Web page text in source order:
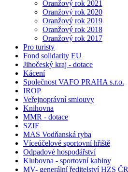
Oranžový rok 2021
Oranžový rok 2020
Oranžový rok 2019
Oranžový rok 2018
Oranžový rok 2017
Pro turisty
Fond solidarity EU
Jihočeský kraj - dotace
Kácení
Společnost VAFO PRAHA s.r.o.
IROP
Veřejnoprávní smlouvy
Knihovna
MMR - dotace
SZIF
MAS Vodňanská ryba
Víceúčelové sportovní hřiště
Odpadové hospodářství
Klubovna - sportovní kabiny
MV- generální ředitelství HZS ČR